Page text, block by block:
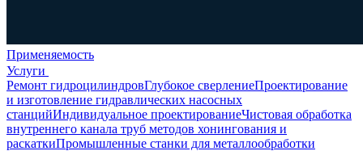
Применяемость
Услуги
Ремонт гидроцилиндровГлубокое сверлениеПроектирование
и изготовление гидравлических насосных
станцийИндивидуальное проектированиеЧистовая обработка
внутреннего канала труб методов хонингования и
раскаткиПромышленные станки для металлообработки